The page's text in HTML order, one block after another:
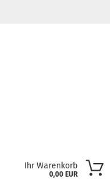
Ihr Warenkorb
0,00 EUR